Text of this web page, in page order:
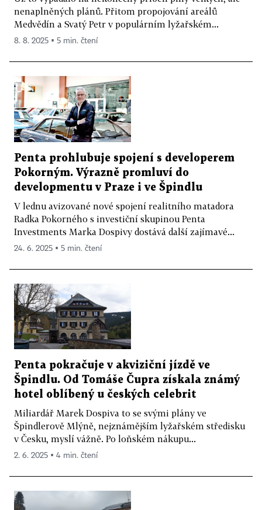
nenaplněných plánů. Přitom propojování areálů
Medvědín a Svatý Petr v populárním lyžařském...
8. 8. 2025 ▪ 5 min. čtení
Penta prohlubuje spojení s developerem
Pokorným. Výrazně promluví do
developmentu v Praze i ve Špindlu
V lednu avizované nové spojení realitního matadora
Radka Pokorného s investiční skupinou Penta
Investments Marka Dospivy dostává další zajímavé...
24. 6. 2025 ▪ 5 min. čtení
Penta pokračuje v akviziční jízdě ve
Špindlu. Od Tomáše Čupra získala známý
hotel oblíbený u českých celebrit
Miliardář Marek Dospiva to se svými plány ve
Špindlerově Mlýně, nejznámějším lyžařském středisku
v Česku, myslí vážně. Po loňském nákupu...
2. 6. 2025 ▪ 4 min. čtení